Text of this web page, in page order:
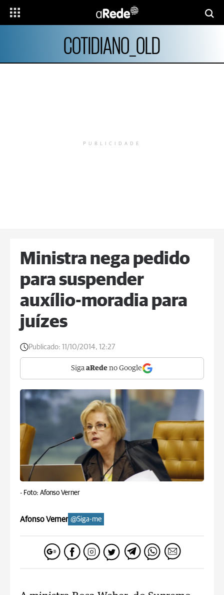
COTIDIANO_OLD
PUBLICIDADE
Ministra nega pedido
para suspender
auxílio-moradia para
juízes
Publicado: 11/10/2014, 12:27
Siga aRede no Google
- Foto: Afonso Verner
Afonso Verner @Siga-me